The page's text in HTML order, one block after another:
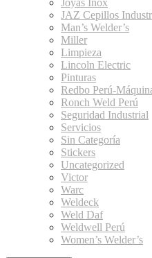
Joyas Inox
JAZ Cepillos
Man’s Welder’s
Miller
Limpieza
Lincoln Electric
Pinturas
Redbo Perú-
Ronch Weld Perú
Seguridad Industrial
Servicios
Sin Categoría
Stickers
Uncategorized
Victor
Warc
Weldeck
Weld Daf
Weldwell Perú
Women’s Welder’s